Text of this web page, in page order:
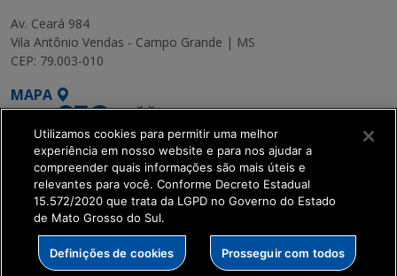
Av. Ceará 984
Vila Antônio Vendas - Campo Grande | MS
CEP: 79.003-010
MAPA
SETDIG | Secretaria-
Executiva de
Transformação Digital
Utilizamos cookies para permitir uma melhor
experiência em nosso website e para nos ajudar a
compreender quais informações são mais úteis e
relevantes para você. Conforme Decreto Estadual
15.572/2020 que trata da LGPD no Governo do Estado
de Mato Grosso do Sul.
Definições de cookies Prosseguir com todos